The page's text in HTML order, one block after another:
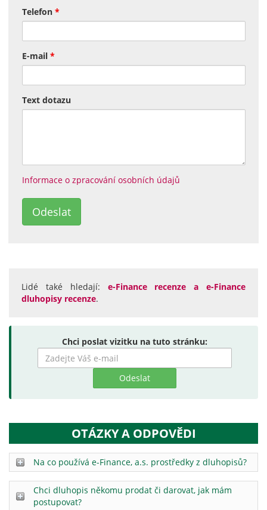
Telefon *
E-mail *
Text dotazu
Informace o zpracování osobních údajů
Lidé také hledají: e-Finance recenze a e-Finance
dluhopisy recenze.
Chci poslat vizitku na tuto stránku:
Zadejte
hledaný
OTÁZKY A ODPOVĚDI
Na co používá e-Finance, a.s. prostředky z dluhopisů?
Chci dluhopis někomu prodat či darovat, jak mám
postupovat?